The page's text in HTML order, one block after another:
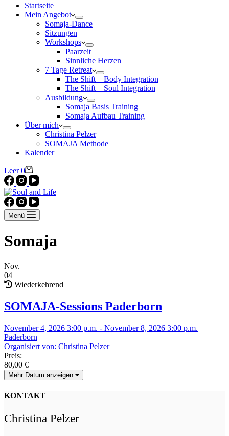
Startseite
Mein Angebot
Somaja-Dance
Sitzungen
Workshops
Paarzeit
Sinnliche Herzen
7 Tage Retreat
The Shift – Body Integration
The Shift – Soul Integration
Ausbildung
Somaja Basis Training
Somaja Aufbau Training
Über mich
Christina Pelzer
SOMAJA Methode
Kalender
Warenkorb
Leer 0
Menü
Somaja
Nov.
04
Wiederkehrend
SOMAJA-Sessions Paderborn
November 4, 2026 3:00 p.m. - November 8, 2026 3:00 p.m.
Paderborn
Organisiert von: Christina Pelzer
Preis:
80,00 €
Mehr Datum anzeigen
KONTAKT
Christina Pelzer